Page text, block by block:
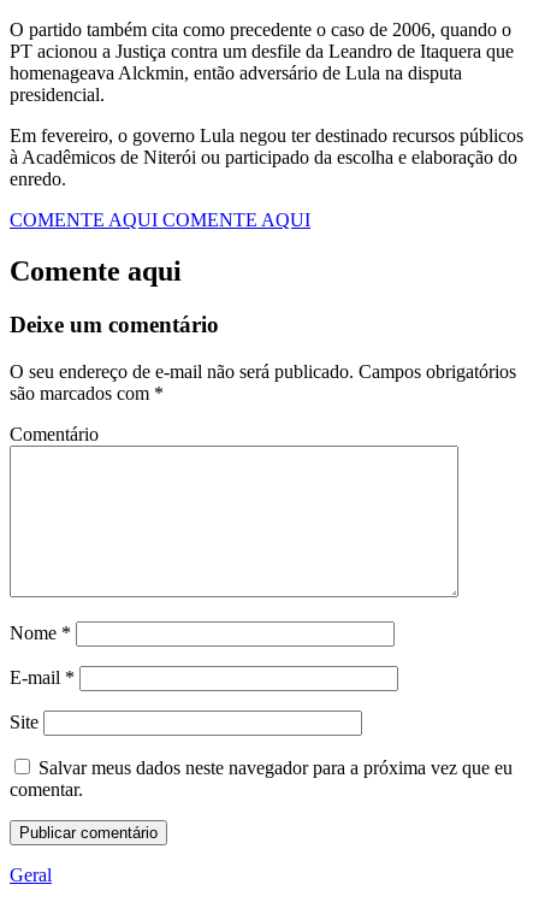
O partido também cita como precedente o caso de 2006, quando o
PT acionou a Justiça contra um desfile da Leandro de Itaquera que
homenageava Alckmin, então adversário de Lula na disputa
presidencial.
Em fevereiro, o governo Lula negou ter destinado recursos públicos
à Acadêmicos de Niterói ou participado da escolha e elaboração do
enredo.
COMENTE AQUI COMENTE AQUI
Comente aqui
Deixe um comentário
O seu endereço de e-mail não será publicado. Campos obrigatórios
são marcados com *
Comentário
Nome *
E-mail *
Site
Salvar meus dados neste navegador para a próxima vez que eu
comentar.
Geral